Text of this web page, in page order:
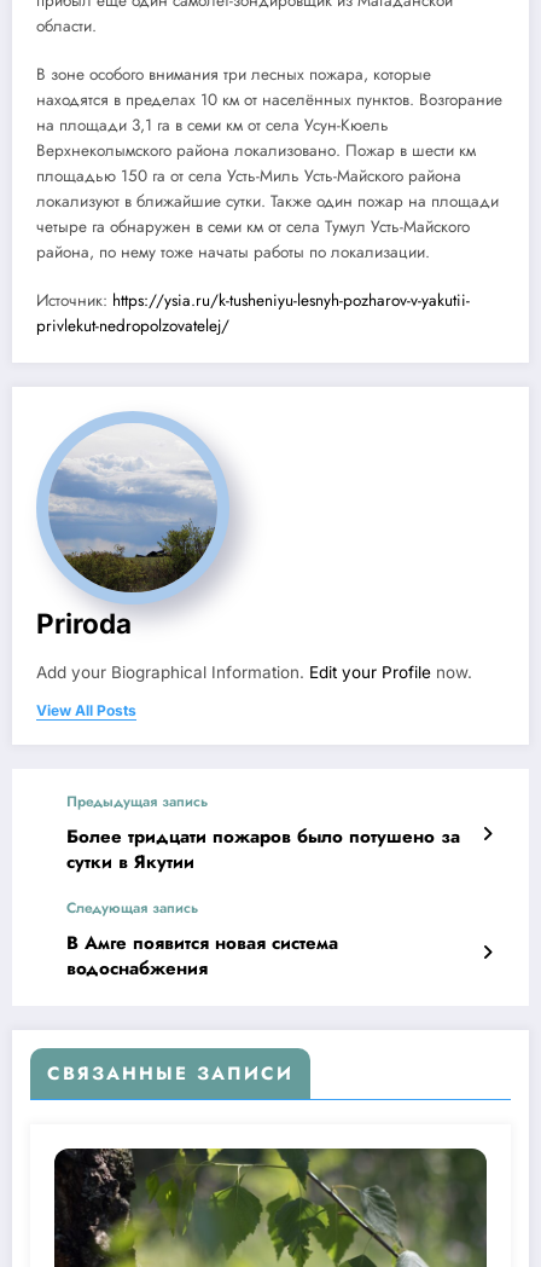
области.
В зоне особого внимания три лесных пожара, которые
находятся в пределах 10 км от населённых пунктов. Возгорание
на площади 3,1 га в семи км от села Усун-Кюель
Верхнеколымского района локализовано. Пожар в шести км
площадью 150 га от села Усть-Миль Усть-Майского района
локализуют в ближайшие сутки. Также один пожар на площади
четыре га обнаружен в семи км от села Тумул Усть-Майского
района, по нему тоже начаты работы по локализации.
Источник: https://ysia.ru/k-tusheniyu-lesnyh-pozharov-v-yakutii-
privlekut-nedropolzovatelej/
Priroda
Add your Biographical Information. Edit your Profile now.
View All Posts
Предыдущая запись
Более тридцати пожаров было потушено за
сутки в Якутии
Следующая запись
В Амге появится новая система
водоснабжения
СВЯЗАННЫЕ ЗАПИСИ